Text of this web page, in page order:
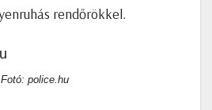
rendőrökkel.
Fotó: police.hu